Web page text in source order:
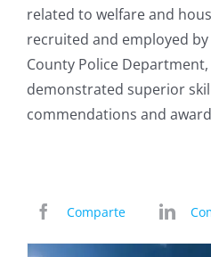
related to welfare and
recruited and employed
County Police
demonstrated superior
commendations and
Comparte